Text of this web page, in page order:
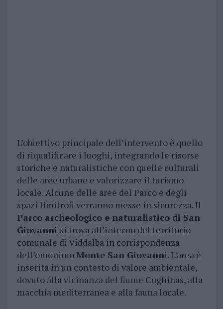
L’obiettivo principale dell’intervento è quello
di riqualificare i luoghi, integrando le risorse
storiche e naturalistiche con quelle culturali
delle aree urbane e valorizzare il turismo
locale. Alcune delle aree del Parco e degli
spazi limitrofi verranno messe in sicurezza. Il
Parco archeologico e naturalistico di San
Giovanni si trova all’interno del territorio
comunale di Viddalba in corrispondenza
dell’omonimo Monte San Giovanni. L’area è
inserita in un contesto di valore ambientale,
dovuto alla vicinanza del fiume Coghinas, alla
macchia mediterranea e alla fauna locale.